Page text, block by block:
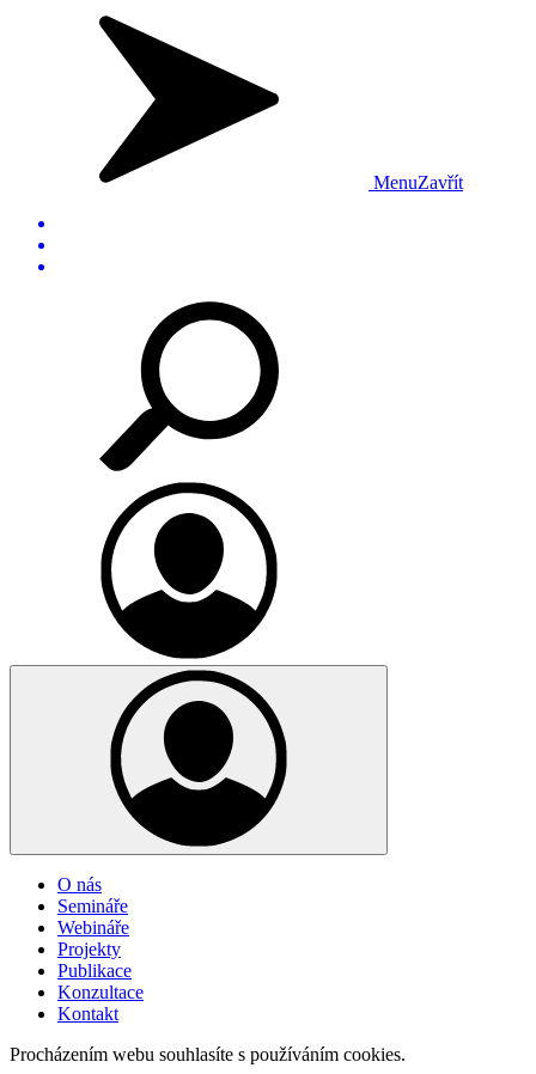
MenuZavřít
O nás
Semináře
Webináře
Projekty
Publikace
Konzultace
Kontakt
Procházením webu souhlasíte s používáním cookies.